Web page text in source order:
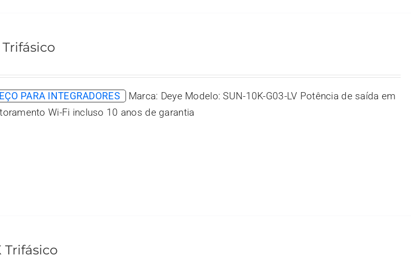
PARA INTEGRADORES
Marca: Deye Modelo: SUN-10K-G03-LV Potência de saída em
Wi-Fi incluso 10 anos de garantia
Trifásico